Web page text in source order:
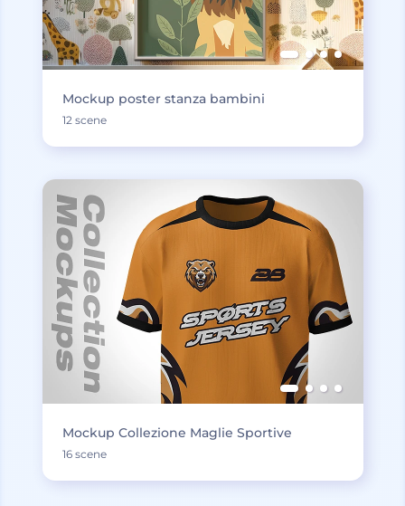
Mockup poster stanza bambini
12 scene
Mockup Collezione Maglie Sportive
16 scene